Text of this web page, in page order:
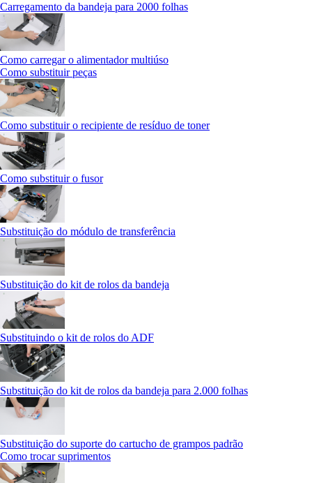
Carregamento da bandeja para 2000 folhas
Como carregar o alimentador multiúso
Como substituir peças
Como substituir o recipiente de resíduo de toner
Como substituir o fusor
Substituição do módulo de transferência
Substituição do kit de rolos da bandeja
Substituindo o kit de rolos do ADF
Substituição do kit de rolos da bandeja para 2.000 folhas
Substituição do suporte do cartucho de grampos padrão
Como trocar suprimentos